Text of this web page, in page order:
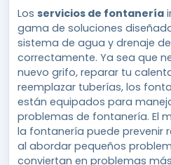
Los servicios de fontanería
gama de soluciones
sistema de agua y drenaje
correctamente. Ya sea que
nuevo grifo, reparar tu
reemplazar tuberías, los
están equipados para
problemas de fontanería. El
la fontanería puede prevenir
al abordar pequeños
conviertan en problemas